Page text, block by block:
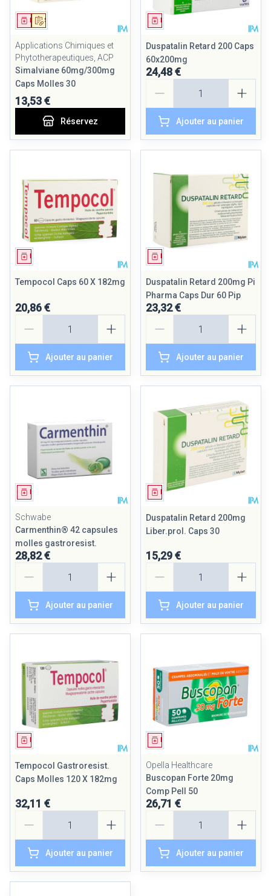
Sur prescription
Médicament
Applications Chimiques et
Phytotherapeutiques, ACP
Simalviane 60mg/300mg
Caps Molles 30
13,53 €
Réservez
Duspatalin Retard 200 Caps
60x200mg
24,48 €
Ajouter au panier
Tempocol Caps 60 X 182mg
20,86 €
Ajouter au panier
Duspatalin Retard 200mg Pi
Pharma Caps Dur 60 Pip
23,32 €
Ajouter au panier
Schwabe
Carmenthin® 42 capsules
molles gastroresist.
28,82 €
Ajouter au panier
Médicament
Duspatalin Retard 200mg
Liber.prol. Caps 30
15,29 €
Ajouter au panier
Tempocol Gastroresist.
Caps Molles 120 X 182mg
32,11 €
Ajouter au panier
Opella Healthcare
Buscopan Forte 20mg
Comp Pell 50
26,71 €
Ajouter au panier